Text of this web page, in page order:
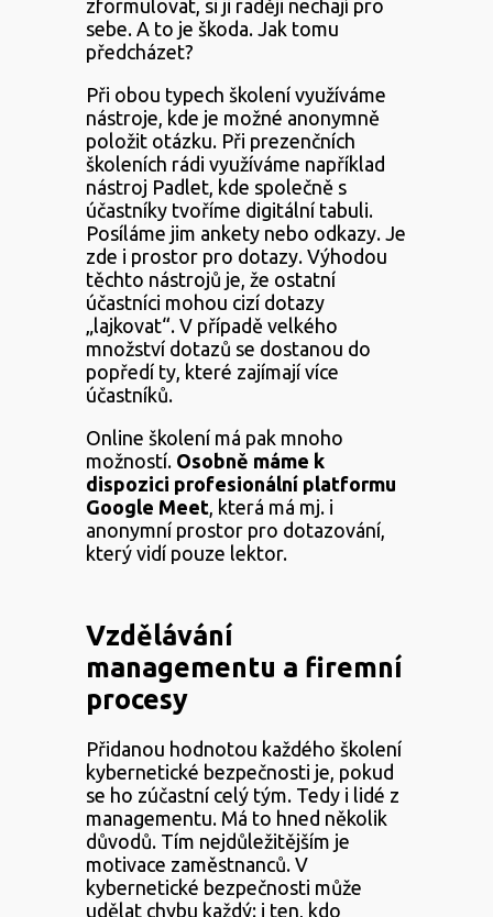
zformulovat, si ji raději nechají pro
sebe. A to je škoda. Jak tomu
předcházet?
Při obou typech školení využíváme
nástroje, kde je možné anonymně
položit otázku. Při prezenčních
školeních rádi využíváme například
nástroj Padlet, kde společně s
účastníky tvoříme digitální tabuli.
Posíláme jim ankety nebo odkazy. Je
zde i prostor pro dotazy. Výhodou
těchto nástrojů je, že ostatní
účastníci mohou cizí dotazy
„lajkovat“. V případě velkého
množství dotazů se dostanou do
popředí ty, které zajímají více
účastníků.
Online školení má pak mnoho
možností. Osobně máme k
dispozici profesionální platformu
Google Meet , která má mj. i
anonymní prostor pro dotazování,
který vidí pouze lektor.
Vzdělávání
managementu a firemní
procesy
Přidanou hodnotou každého školení
kybernetické bezpečnosti je, pokud
se ho zúčastní celý tým. Tedy i lidé z
managementu. Má to hned několik
důvodů. Tím nejdůležitějším je
motivace zaměstnanců. V
kybernetické bezpečnosti může
udělat chybu každý: i ten, kdo